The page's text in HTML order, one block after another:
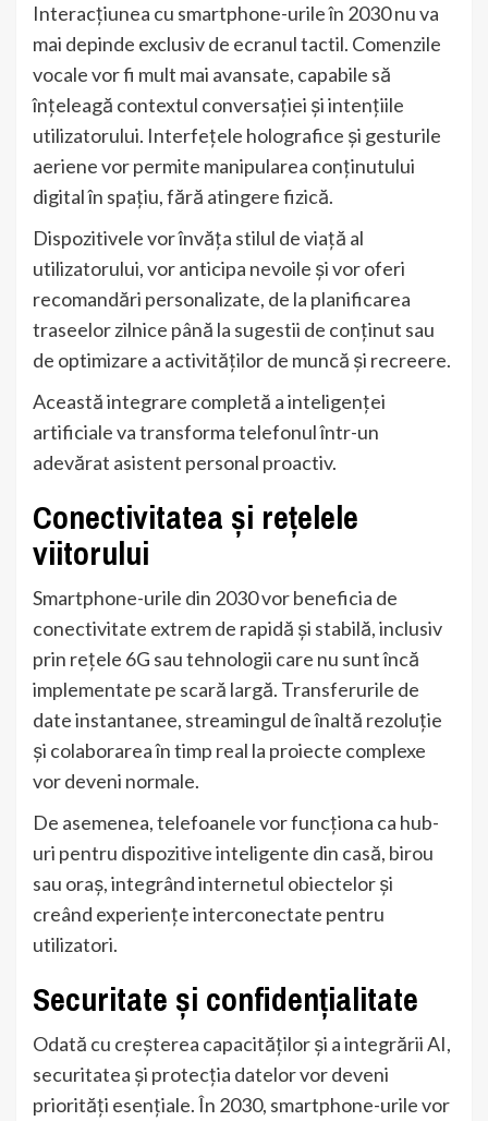
Interacțiunea cu smartphone-urile în 2030 nu va
mai depinde exclusiv de ecranul tactil. Comenzile
vocale vor fi mult mai avansate, capabile să
înțeleagă contextul conversației și intențiile
utilizatorului. Interfețele holografice și gesturile
aeriene vor permite manipularea conținutului
digital în spațiu, fără atingere fizică.
Dispozitivele vor învăța stilul de viață al
utilizatorului, vor anticipa nevoile și vor oferi
recomandări personalizate, de la planificarea
traseelor zilnice până la sugestii de conținut sau
de optimizare a activităților de muncă și recreere.
Această integrare completă a inteligenței
artificiale va transforma telefonul într-un
adevărat asistent personal proactiv.
Conectivitatea și rețelele
viitorului
Smartphone-urile din 2030 vor beneficia de
conectivitate extrem de rapidă și stabilă, inclusiv
prin rețele 6G sau tehnologii care nu sunt încă
implementate pe scară largă. Transferurile de
date instantanee, streamingul de înaltă rezoluție
și colaborarea în timp real la proiecte complexe
vor deveni normale.
De asemenea, telefoanele vor funcționa ca hub-
uri pentru dispozitive inteligente din casă, birou
sau oraș, integrând internetul obiectelor și
creând experiențe interconectate pentru
utilizatori.
Securitate și confidențialitate
Odată cu creșterea capacităților și a integrării AI,
securitatea și protecția datelor vor deveni
priorități esențiale. În 2030, smartphone-urile vor